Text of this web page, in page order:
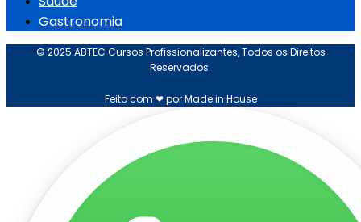
Gastronomia
© 2025 ABTEC Cursos Profissionalizantes, Todos os Direitos
Reservados.
Feito com ❤ por Made in House